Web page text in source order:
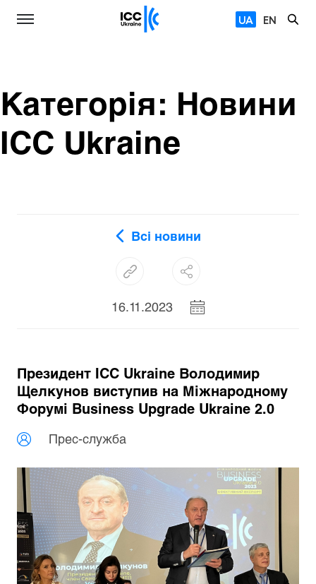
UA EN
Категорія: Новини
ICC Ukraine
Всі новини
16.11.2023
Президент ICC Ukraine Володимир
Щелкунов виступив на Міжнародному
Форумі Business Upgrade Ukraine 2.0
Прес-служба